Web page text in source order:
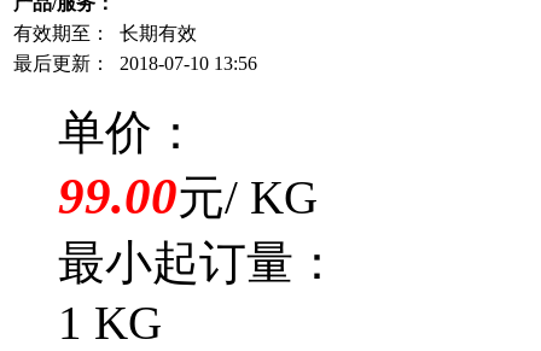
有效期至：
长期有效
最后更新：
2018-07-10 13:56
单价：
99.00元/ KG
最小起订量：
1 KG